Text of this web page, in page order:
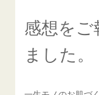
感想をご
ました。